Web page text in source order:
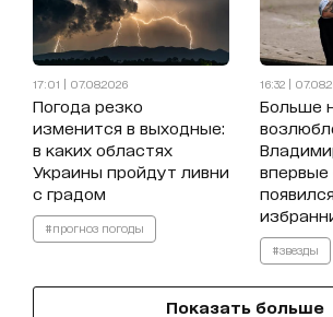
17:01 | 07.08.2026
Погода резко
изменится в выходные:
в каких областях
Украины пройдут ливни
с градом
#прогноз погоды
16:32 |
Больше
впервые
#звезды
Показать больше